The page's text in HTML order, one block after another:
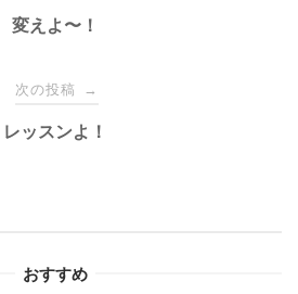
変えよ〜！
次の投稿 →
レッスンよ！
おすすめ